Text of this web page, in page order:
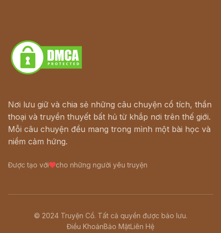
Nơi lưu giữ và chia sẻ những câu chuyện cổ tích, thần
thoại và truyền thuyết bất hủ từ khắp nơi trên thế giới.
Mỗi câu chuyện đều mang trong mình một bài học và
niềm cảm hứng.
Được tạo với cho những người yêu truyện
© 2024 Truyện Cổ. Tất cả quyền được bảo lưu.
Điều KhoảnBảo MậtLiên Hệ